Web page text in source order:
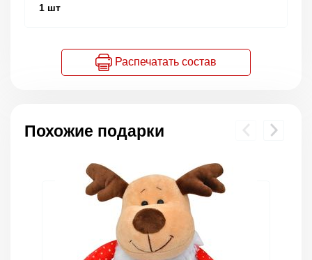
1 шт
Распечатать состав
Похожие подарки